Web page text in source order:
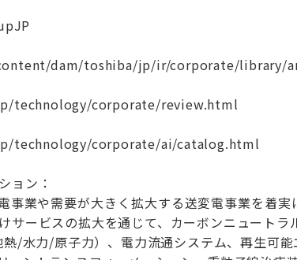
dam/toshiba/jp/ir/corporate/library/
technology/corporate/review.html
technology/corporate/ai/catalog.html
ョン：
事業や需要が大きく拡大する送変電事業を着
サービスの拡大を通じて、カーボンニュート
/水力/原子力）、電力流通システム、再生可